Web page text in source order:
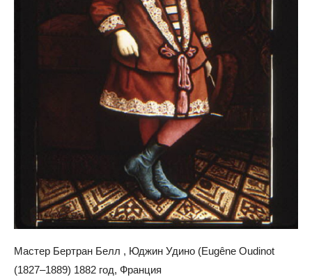
Мастер Бертран Белл , Юджин Удино (Eugêne Oudinot
(1827–1889) 1882 год, Франция